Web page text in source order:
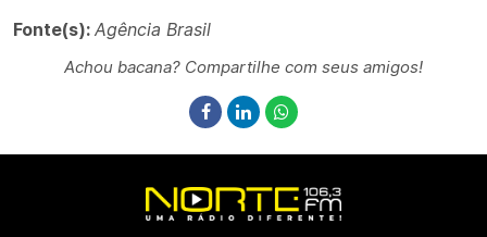
Fonte(s): Agência Brasil
Achou bacana? Compartilhe com seus amigos!